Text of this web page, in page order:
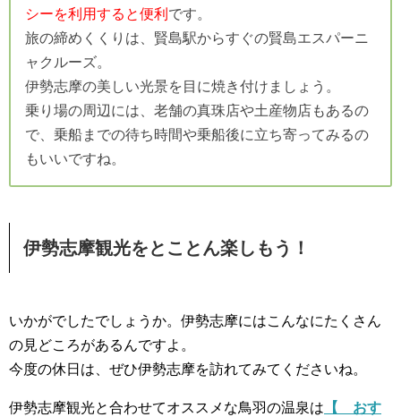
シーを利用すると便利 です。
旅の締めくくりは、賢島駅からすぐの賢島エスパーニ
ャクルーズ。
伊勢志摩の美しい光景を目に焼き付けましょう。
乗り場の周辺には、老舗の真珠店や土産物店もあるの
で、乗船までの待ち時間や乗船後に立ち寄ってみるの
もいいですね。
伊勢志摩観光をとことん楽しもう！
いかがでしたでしょうか。伊勢志摩にはこんなにたくさん
の見どころがあるんですよ。
今度の休日は、ぜひ伊勢志摩を訪れてみてくださいね。
伊勢志摩観光と合わせてオススメな鳥羽の温泉は 【 おす